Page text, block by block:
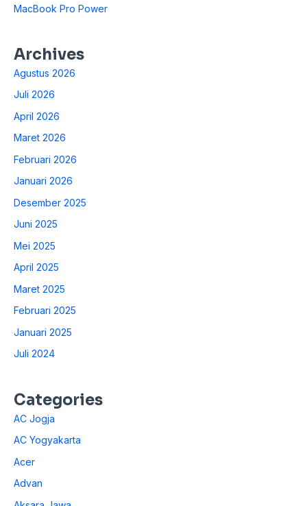
MacBook Pro Power
Archives
Agustus 2026
Juli 2026
April 2026
Maret 2026
Februari 2026
Januari 2026
Desember 2025
Juni 2025
Mei 2025
April 2025
Maret 2025
Februari 2025
Januari 2025
Juli 2024
Categories
AC Jogja
AC Yogyakarta
Acer
Advan